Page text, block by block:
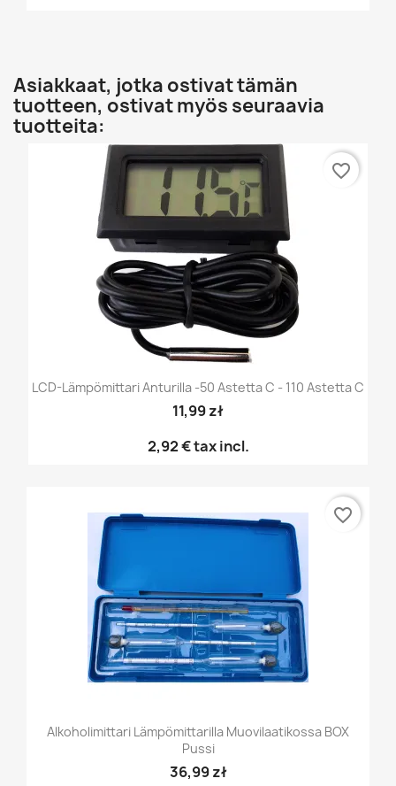
Asiakkaat, jotka ostivat tämän
tuotteen, ostivat myös seuraavia
tuotteita:
LCD-Lämpömittari Anturilla -50 Astetta C - 110 Astetta C
11,99 zł
2,92 €tax incl.
favorite_border
Alkoholimittari Lämpömittarilla Muovilaatikossa BOX
Pussi
36,99 zł
favorite_border